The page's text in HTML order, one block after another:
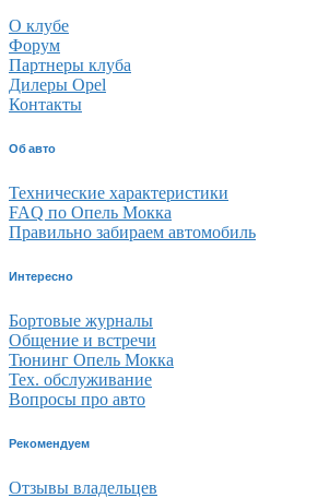
О клубе
Форум
Партнеры клуба
Дилеры Opel
Контакты
Об авто
Технические характеристики
FAQ по Опель Мокка
Правильно забираем автомобиль
Интересно
Бортовые журналы
Общение и встречи
Тюнинг Опель Мокка
Тех. обслуживание
Вопросы про авто
Рекомендуем
Отзывы владельцев